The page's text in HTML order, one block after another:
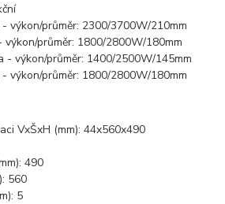
výkon/průměr: 2300/3700W/210mm
průměr: 1800/2800W/180mm
- výkon/průměr: 1400/2500W/145mm
výkon/průměr: 1800/2800W/180mm
VxŠxH (mm): 44x560x490
490
560
5